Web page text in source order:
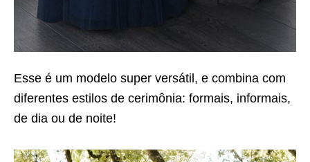
Esse é um modelo super versátil, e combina com
diferentes estilos de cerimônia: formais, informais,
de dia ou de noite!